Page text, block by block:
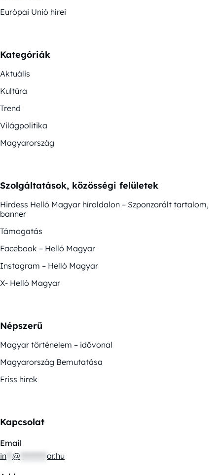
Európai Unió hírei
Kategóriák
Aktuális
Kultúra
Trend
Világpolitika
Magyarország
Szolgáltatások, közösségi felületek
Hirdess Helló Magyar híroldalon – Szponzorált tartalom,
banner
Támogatás
Facebook – Helló Magyar
Instagram – Helló Magyar
X- Helló Magyar
Népszerű
Magyar történelem – idővonal
Magyarország Bemutatása
Friss hírek
Kapcsolat
Email
in @ ar.hu